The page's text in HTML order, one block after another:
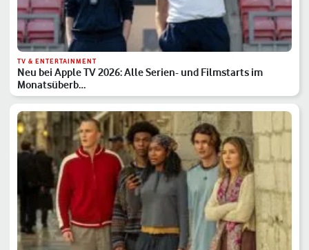
TV & ENTERTAINMENT
Neu bei Apple TV 2026: Alle Serien- und Filmstarts im
Monatsüberb…